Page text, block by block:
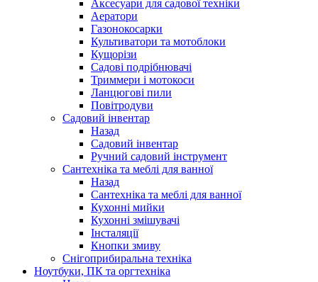
Аксесуари для садової техніки
Аератори
Газонокосарки
Культиватори та мотоблоки
Кущорізи
Садові подрібнювачі
Триммери і мотокоси
Ланцюгові пили
Повітродуви
Садовий інвентар
Назад
Садовий інвентар
Ручний садовий інструмент
Сантехніка та меблі для ванної
Назад
Сантехніка та меблі для ванної
Кухонні мийки
Кухонні змішувачі
Інсталяції
Кнопки змиву
Снігоприбиральна техніка
Ноутбуки, ПК та оргтехніка